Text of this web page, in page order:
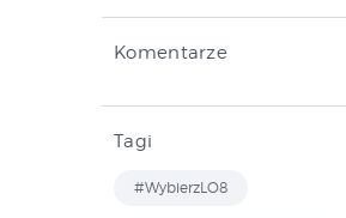
Komentarze
Tagi
#WybierzLO8